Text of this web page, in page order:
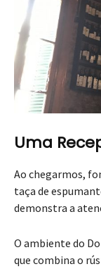
Uma
Ao chegarmos,
taça de
demonstra a
O ambiente do
que combina o